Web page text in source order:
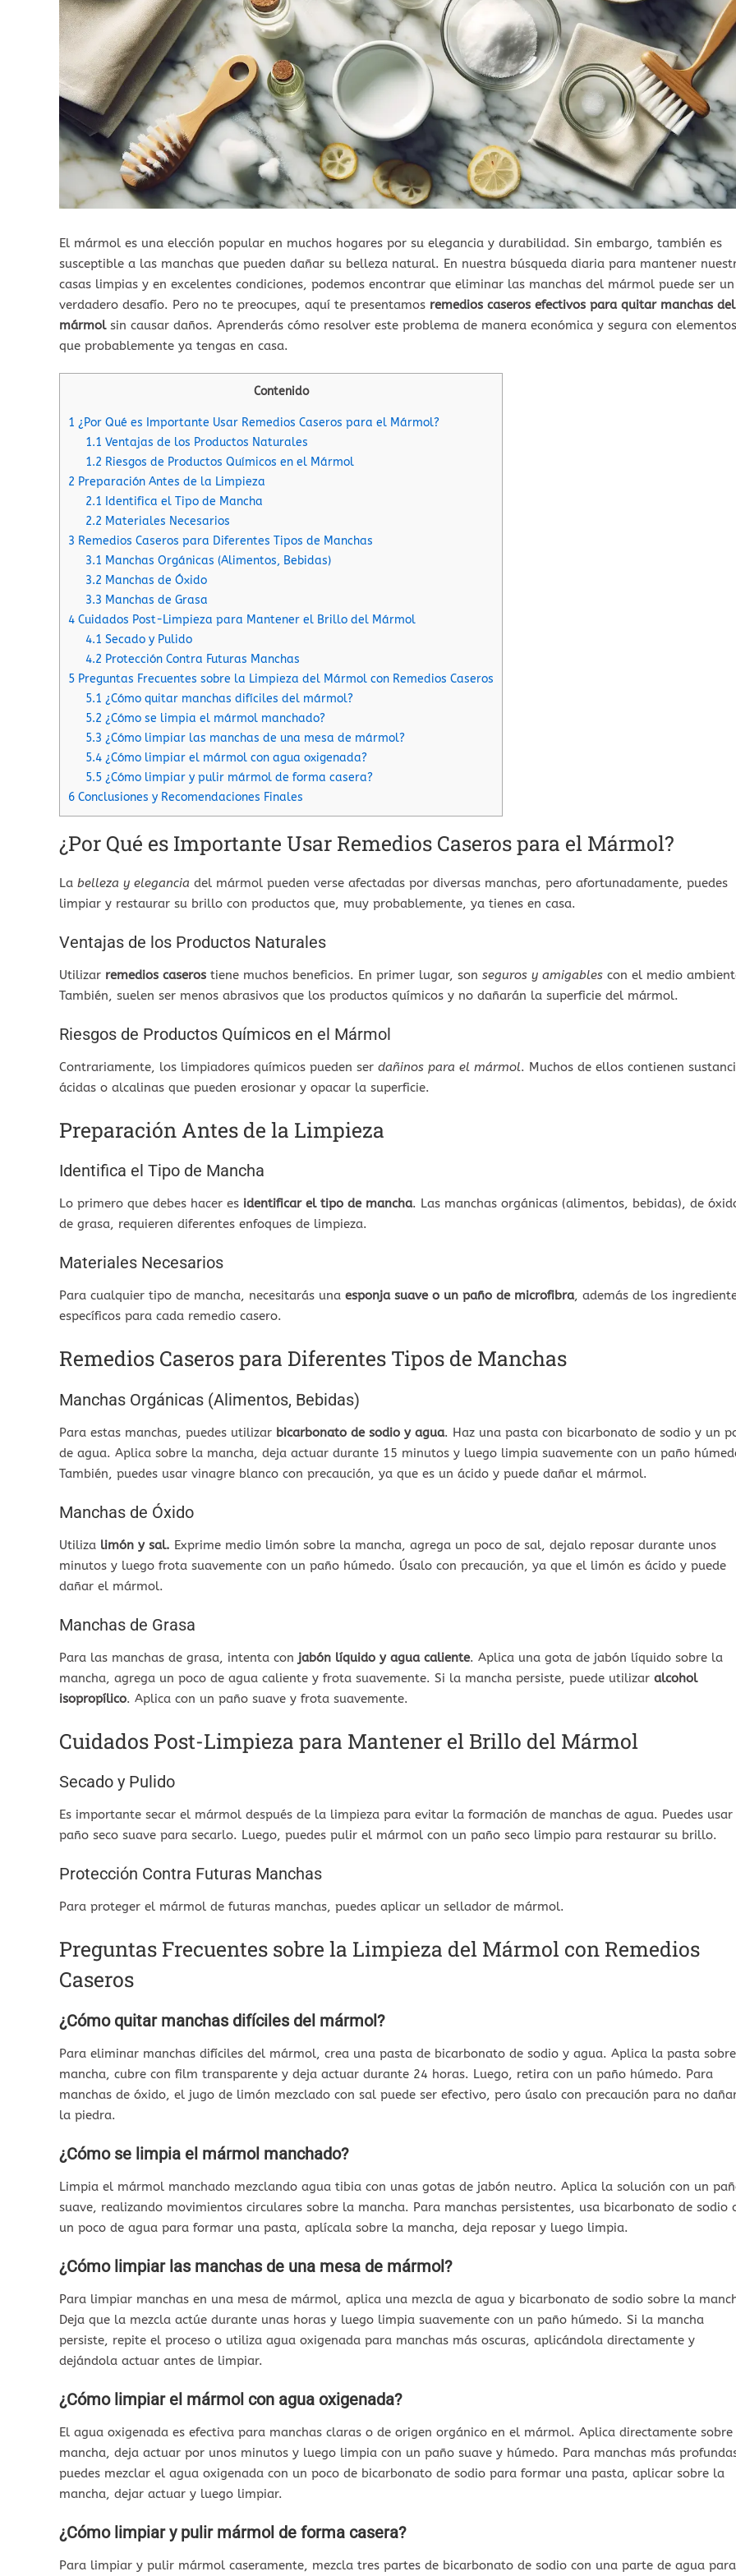
El mármol es una elección popular en muchos hogares por su elegancia y durabilidad. Sin embargo, también es
susceptible a las manchas que pueden dañar su belleza natural. En nuestra búsqueda diaria para mantener
casas limpias y en excelentes condiciones, podemos encontrar que eliminar las manchas del mármol puede ser un
verdadero desafío. Pero no te preocupes, aquí te presentamos remedios caseros efectivos para quitar manchas del
mármolsin causar daños. Aprenderás cómo resolver este problema de manera económica y segura con elementos
que probablemente ya tengas en casa.
Contenido
1 ¿Por Qué es Importante Usar Remedios Caseros para el Mármol?
1.1 Ventajas de los Productos Naturales
1.2 Riesgos de Productos Químicos en el Mármol
2 Preparación Antes de la Limpieza
2.1 Identifica el Tipo de Mancha
2.2 Materiales Necesarios
3 Remedios Caseros para Diferentes Tipos de Manchas
3.1 Manchas Orgánicas (Alimentos, Bebidas)
3.2 Manchas de Óxido
3.3 Manchas de Grasa
4 Cuidados Post-Limpieza para Mantener el Brillo del Mármol
4.1 Secado y Pulido
4.2 Protección Contra Futuras Manchas
5 Preguntas Frecuentes sobre la Limpieza del Mármol con Remedios Caseros
5.1 ¿Cómo quitar manchas difíciles del mármol?
5.2 ¿Cómo se limpia el mármol manchado?
5.3 ¿Cómo limpiar las manchas de una mesa de mármol?
5.4 ¿Cómo limpiar el mármol con agua oxigenada?
5.5 ¿Cómo limpiar y pulir mármol de forma casera?
6 Conclusiones y Recomendaciones Finales
¿Por Qué es Importante Usar Remedios Caseros para el Mármol?
La belleza y elegancia del mármol pueden verse afectadas por diversas manchas, pero afortunadamente, puedes
limpiar y restaurar su brillo con productos que, muy probablemente, ya tienes en casa.
Ventajas de los Productos Naturales
Utilizar remedios caseros tiene muchos beneficios. En primer lugar, son seguros y amigables con el medio
También, suelen ser menos abrasivos que los productos químicos y no dañarán la superficie del mármol.
Riesgos de Productos Químicos en el Mármol
Contrariamente, los limpiadores químicos pueden ser dañinos para el mármol. Muchos de ellos contienen
ácidas o alcalinas que pueden erosionar y opacar la superficie.
Preparación Antes de la Limpieza
Identifica el Tipo de Mancha
Lo primero que debes hacer es identificar el tipo de mancha. Las manchas orgánicas (alimentos, bebidas), de
de grasa, requieren diferentes enfoques de limpieza.
Materiales Necesarios
Para cualquier tipo de mancha, necesitarás una esponja suave o un paño de microfibra, además de los
específicos para cada remedio casero.
Remedios Caseros para Diferentes Tipos de Manchas
Manchas Orgánicas (Alimentos, Bebidas)
Para estas manchas, puedes utilizar bicarbonato de sodio y agua. Haz una pasta con bicarbonato de sodio y un
de agua. Aplica sobre la mancha, deja actuar durante 15 minutos y luego limpia suavemente con un paño
También, puedes usar vinagre blanco con precaución, ya que es un ácido y puede dañar el mármol.
Manchas de Óxido
Utiliza limón y sal. Exprime medio limón sobre la mancha, agrega un poco de sal, dejalo reposar durante unos
minutos y luego frota suavemente con un paño húmedo. Úsalo con precaución, ya que el limón es ácido y puede
dañar el mármol.
Manchas de Grasa
Para las manchas de grasa, intenta con jabón líquido y agua caliente. Aplica una gota de jabón líquido sobre la
mancha, agrega un poco de agua caliente y frota suavemente. Si la mancha persiste, puede utilizar alcohol
isopropílico. Aplica con un paño suave y frota suavemente.
Cuidados Post-Limpieza para Mantener el Brillo del Mármol
Secado y Pulido
Es importante secar el mármol después de la limpieza para evitar la formación de manchas de agua. Puedes usar
paño seco suave para secarlo. Luego, puedes pulir el mármol con un paño seco limpio para restaurar su brillo.
Protección Contra Futuras Manchas
Para proteger el mármol de futuras manchas, puedes aplicar un sellador de mármol.
Preguntas Frecuentes sobre la Limpieza del Mármol con Remedios
Caseros
¿Cómo quitar manchas difíciles del mármol?
Para eliminar manchas difíciles del mármol, crea una pasta de bicarbonato de sodio y agua. Aplica la pasta
mancha, cubre con film transparente y deja actuar durante 24 horas. Luego, retira con un paño húmedo. Para
manchas de óxido, el jugo de limón mezclado con sal puede ser efectivo, pero úsalo con precaución para no
la piedra.
¿Cómo se limpia el mármol manchado?
Limpia el mármol manchado mezclando agua tibia con unas gotas de jabón neutro. Aplica la solución con un
suave, realizando movimientos circulares sobre la mancha. Para manchas persistentes, usa bicarbonato de sodio
un poco de agua para formar una pasta, aplícala sobre la mancha, deja reposar y luego limpia.
¿Cómo limpiar las manchas de una mesa de mármol?
Para limpiar manchas en una mesa de mármol, aplica una mezcla de agua y bicarbonato de sodio sobre la
Deja que la mezcla actúe durante unas horas y luego limpia suavemente con un paño húmedo. Si la mancha
persiste, repite el proceso o utiliza agua oxigenada para manchas más oscuras, aplicándola directamente y
dejándola actuar antes de limpiar.
¿Cómo limpiar el mármol con agua oxigenada?
El agua oxigenada es efectiva para manchas claras o de origen orgánico en el mármol. Aplica directamente
mancha, deja actuar por unos minutos y luego limpia con un paño suave y húmedo. Para manchas más
puedes mezclar el agua oxigenada con un poco de bicarbonato de sodio para formar una pasta, aplicar sobre la
mancha, dejar actuar y luego limpiar.
¿Cómo limpiar y pulir mármol de forma casera?
Para limpiar y pulir mármol caseramente, mezcla tres partes de bicarbonato de sodio con una parte de agua para